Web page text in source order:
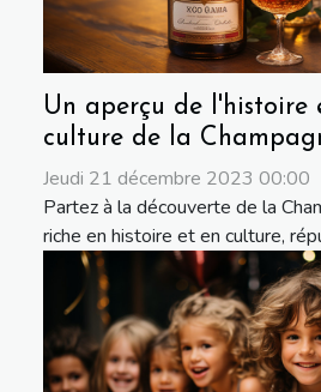
Un aperçu de l'histoire
culture de la
Jeudi 21 décembre 2023 00:00
Partez à la découverte de la
riche en histoire et en culture,